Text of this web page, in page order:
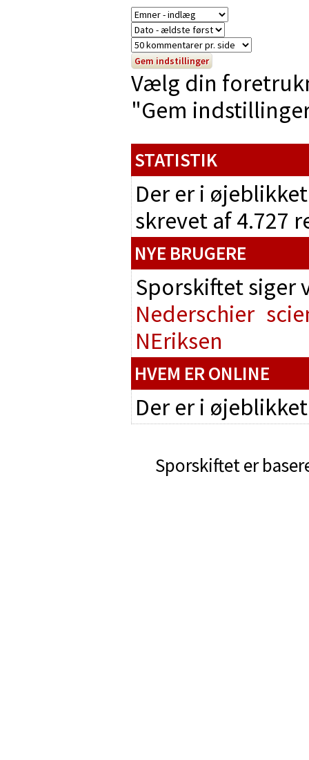
Vælg din
"Gem
STATISTIK
Der er i
skrevet af 4.727
NYE BRUGERE
Sporskiftet
Nederschier
NEriksen
HVEM ER ONLINE
Der er i
Sporskiftet er